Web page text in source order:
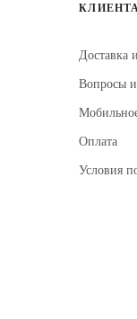
Доставка
Вопросы
Оплата
Условия